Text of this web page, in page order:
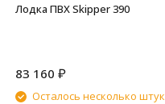
Лодка ПВХ Skipper 390
83 160 ₽
Осталось несколько штук